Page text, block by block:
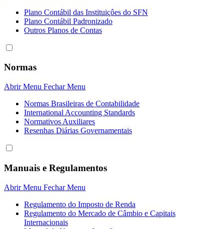
Plano Contábil das Instituiçôes do SFN
Plano Contábil Padronizado
Outros Planos de Contas
Normas
Abrir Menu Fechar Menu
Normas Brasileiras de Contabilidade
International Accounting Standards
Normativos Auxiliares
Resenhas Diárias Governamentais
Manuais e Regulamentos
Abrir Menu Fechar Menu
Regulamento do Imposto de Renda
Regulamento do Mercado de Câmbio e Capitais
Internacionais